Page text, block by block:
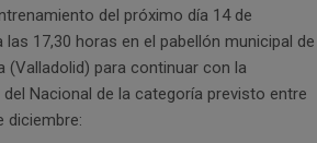
del próximo día 14 de
las 17,30 horas en el pabellón municipal de
(Valladolid) para continuar con la
del Nacional de la categoría previsto entre
diciembre: